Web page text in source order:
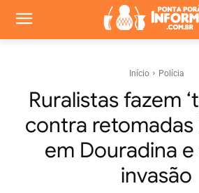
Início Polícia
Ruralistas fazem
contra retomadas
em Douradina
invasão